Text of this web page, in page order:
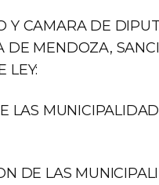
Y CAMARA DE
DE MENDOZA,
LEY:
LAS
DE LAS